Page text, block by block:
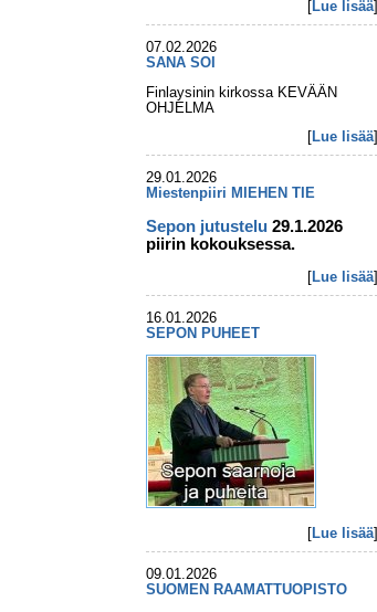
Lue lisää]
07.02.2026
SANA SOI
Finlaysinin kirkossa KEVÄÄN
OHJELMA
Lue lisää]
29.01.2026
Miestenpiiri MIEHEN TIE
Sepon jutustelu 29.1.2026
piirin kokouksessa.
[Lue lisää]
16.01.2026
SEPON PUHEET
Lue lisää]
09.01.2026
SUOMEN RAAMATTUOPISTO